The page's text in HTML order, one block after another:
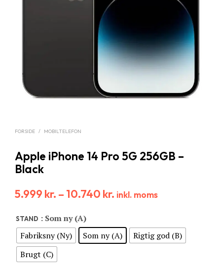
FORSIDE / MOBILTELEFON
Apple iPhone 14 Pro 5G 256GB –
Black
5.999 kr. – 10.740 kr. inkl. moms
STAND : Som ny (A)
Fabriksny (Ny)
Som ny (A)
Rigtig god (B)
Brugt (C)